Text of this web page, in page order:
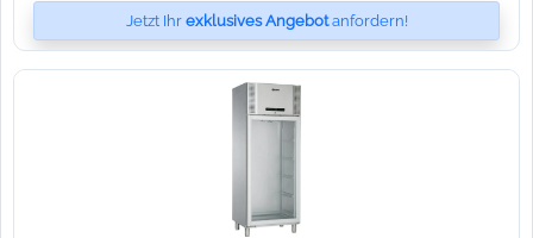
Jetzt Ihr exklusives Angebotanfordern!